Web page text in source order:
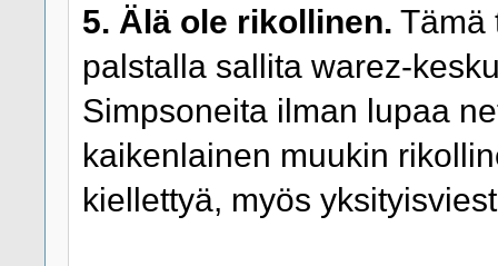
5. Älä ole rikollinen. Tämä
palstalla sallita warez-
Simpsoneita ilman lupaa
kaikenlainen muukin
kiellettyä, myös